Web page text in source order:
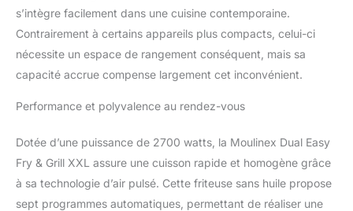
s’intègre facilement dans une cuisine contemporaine.
Contrairement à certains appareils plus compacts, celui-ci
nécessite un espace de rangement conséquent, mais sa
capacité accrue compense largement cet inconvénient.
Performance et polyvalence au rendez-vous
Dotée d’une puissance de 2700 watts, la Moulinex Dual Easy
Fry & Grill XXL assure une cuisson rapide et homogène grâce
à sa technologie d’air pulsé. Cette friteuse sans huile propose
sept programmes automatiques, permettant de réaliser une